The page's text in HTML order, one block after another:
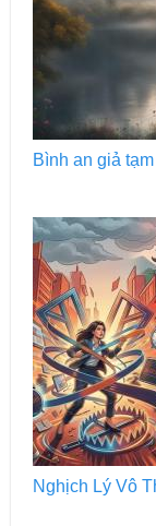
Bình an giả tạm
Nghịch Lý Vô